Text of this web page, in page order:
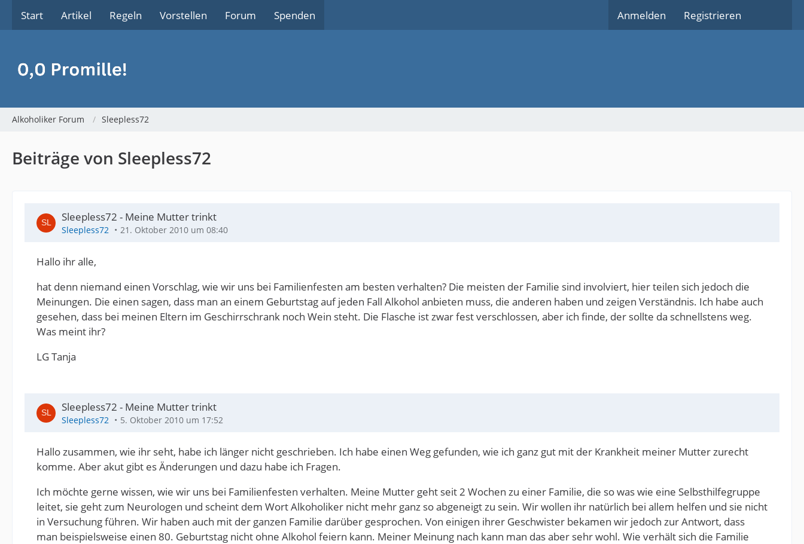
Start Artikel Regeln Vorstellen Forum Spenden Anmelden Registrieren
Alkoholiker Forum Sleepless72
Beiträge von Sleepless72
Sleepless72 - Meine Mutter trinkt
Sleepless72 21. Oktober 2010 um 08:40
Hallo ihr alle,
hat denn niemand einen Vorschlag, wie wir uns bei Familienfesten am besten verhalten? Die meisten der Familie sind involviert, hier teilen sich jedoch die
Meinungen. Die einen sagen, dass man an einem Geburtstag auf jeden Fall Alkohol anbieten muss, die anderen haben und zeigen Verständnis. Ich habe auch
gesehen, dass bei meinen Eltern im Geschirrschrank noch Wein steht. Die Flasche ist zwar fest verschlossen, aber ich finde, der sollte da schnellstens weg.
Was meint ihr?
LG Tanja
Sleepless72 - Meine Mutter trinkt
Sleepless72 5. Oktober 2010 um 17:52
Hallo zusammen, wie ihr seht, habe ich länger nicht geschrieben. Ich habe einen Weg gefunden, wie ich ganz gut mit der Krankheit meiner Mutter zurecht
komme. Aber akut gibt es Änderungen und dazu habe ich Fragen.
Ich möchte gerne wissen, wie wir uns bei Familienfesten verhalten. Meine Mutter geht seit 2 Wochen zu einer Familie, die so was wie eine Selbsthilfegruppe
leitet, sie geht zum Neurologen und scheint dem Wort Alkoholiker nicht mehr ganz so abgeneigt zu sein. Wir wollen ihr natürlich bei allem helfen und sie nicht
in Versuchung führen. Wir haben auch mit der ganzen Familie darüber gesprochen. Von einigen ihrer Geschwister bekamen wir jedoch zur Antwort, dass
man beispielsweise einen 80. Geburtstag nicht ohne Alkohol feiern kann. Meiner Meinung nach kann man das aber sehr wohl. Wie verhält sich die Familie